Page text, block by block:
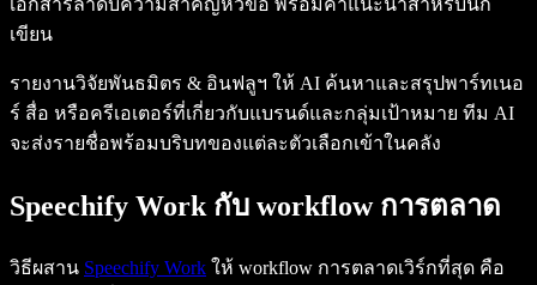
เอกสารลำดับความสำคัญหัวข้อ พร้อมคำแนะนำสำหรับนัก
เขียน
รายงานวิจัยพันธมิตร & อินฟลูฯ ให้ AI ค้นหาและสรุปพาร์ทเนอ
ร์ สื่อ หรือครีเอเตอร์ที่เกี่ยวกับแบรนด์และกลุ่มเป้าหมาย ทีม AI
จะส่งรายชื่อพร้อมบริบทของแต่ละตัวเลือกเข้าในคลัง
Speechify Work กับ workflow การตลาด
วิธีผสาน Speechify Work ให้ workflow การตลาดเวิร์กที่สุด คือ